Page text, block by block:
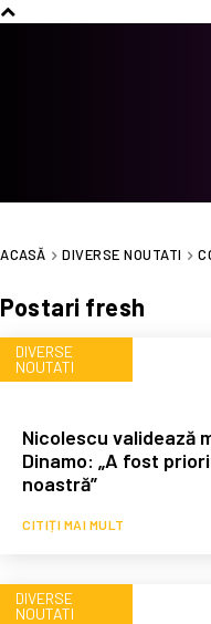
ACASĂ DIVERSE NOUTATI
Postari fresh
DIVERSE
NOUTATI
Nicolescu validează
Dinamo: „A fost
noastră”
CITIȚI MAI MULT
DIVERSE
NOUTATI